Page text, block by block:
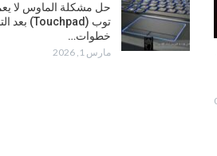
حل مشكلة الماوس لا
خطوات…
مارس 1, 2026